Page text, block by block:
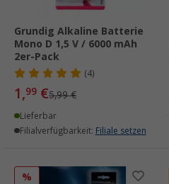
Grundig Alkaline Batterie
Mono D 1,5 V / 6000 mAh
2er-Pack
(4)
1,99 €5,99 €
Lieferbar
Filialverfügbarkeit: Filiale setzen
%